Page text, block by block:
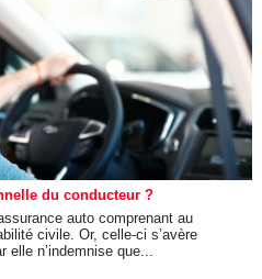
du conducteur ?
auto comprenant au
civile. Or, celle-ci s’avère
elle n’indemnise que...